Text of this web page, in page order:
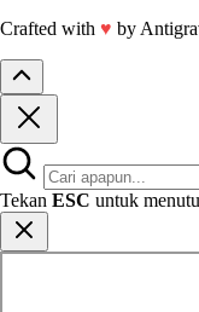
Crafted with ♥ by
Tekan ESC untuk